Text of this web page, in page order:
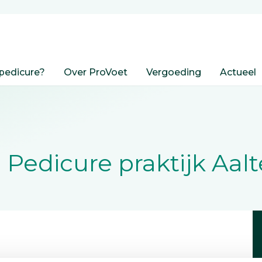
Over ProVoet Vergoeding Actueel
Pedicure praktijk